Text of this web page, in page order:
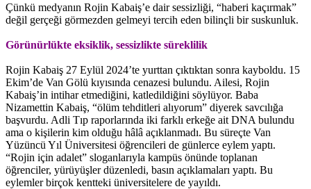
Çünkü medyanın Rojin Kabaiş’e dair sessizliği, “haberi kaçırmak”
değil gerçeği görmezden gelmeyi tercih eden bilinçli bir suskunluk.
Görünürlükte eksiklik, sessizlikte süreklilik
Rojin Kabaiş 27 Eylül 2024’te yurttan çıktıktan sonra kayboldu. 15
Ekim’de Van Gölü kıyısında cenazesi bulundu. Ailesi, Rojin
Kabaiş’in intihar etmediğini, katledildiğini söylüyor. Baba
Nizamettin Kabaiş, “ölüm tehditleri alıyorum” diyerek savcılığa
başvurdu. Adli Tıp raporlarında iki farklı erkeğe ait DNA bulundu
ama o kişilerin kim olduğu hâlâ açıklanmadı. Bu süreçte Van
Yüzüncü Yıl Üniversitesi öğrencileri de günlerce eylem yaptı.
“Rojin için adalet” sloganlarıyla kampüs önünde toplanan
öğrenciler, yürüyüşler düzenledi, basın açıklamaları yaptı. Bu
eylemler birçok kentteki üniversitelere de yayıldı.